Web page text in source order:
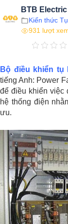
BTB Electric
Kiến thức
931 lượt
Bộ điều khiển tụ
tiếng Anh: Power
để điều khiển việc
hệ thống điện
ưu.